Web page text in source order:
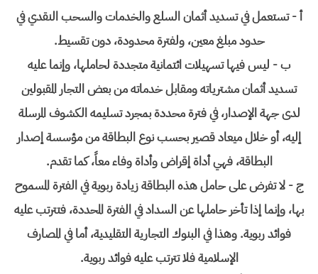
أ - تستعمل في تسديد أثمان السلع والخدمات والسحب النقدي في
حدود مبلغ معين، ولفترة محدودة، دون تقسيط.
ب - ليس فيها تسهيلات ائتمانية متجددة لحاملها، وإنما عليه
تسديد أثمان مشترياته ومقابل خدماته من بعض التجار المقبولين
لدى جهة الإصدار، في فترة محددة بمجرد تسليمه الكشوف المرسلة
إليه، أو خلال ميعاد قصير بحسب نوع البطاقة من مؤسسة إصدار
البطاقة، فهي أداة إقراض وأداة وفاء معاً، كما تقدم.
ج - لا تفرض على حامل هذه البطاقة زيادة ربوية في الفترة المسموح
بها، وإنما إذا تأخر حاملها عن السداد في الفترة المحددة، فتترتب عليه
فوائد ربوية. وهذا في البنوك التجارية التقليدية، أما في المصارف
الإسلامية فلا تترتب عليه فوائد ربوية.